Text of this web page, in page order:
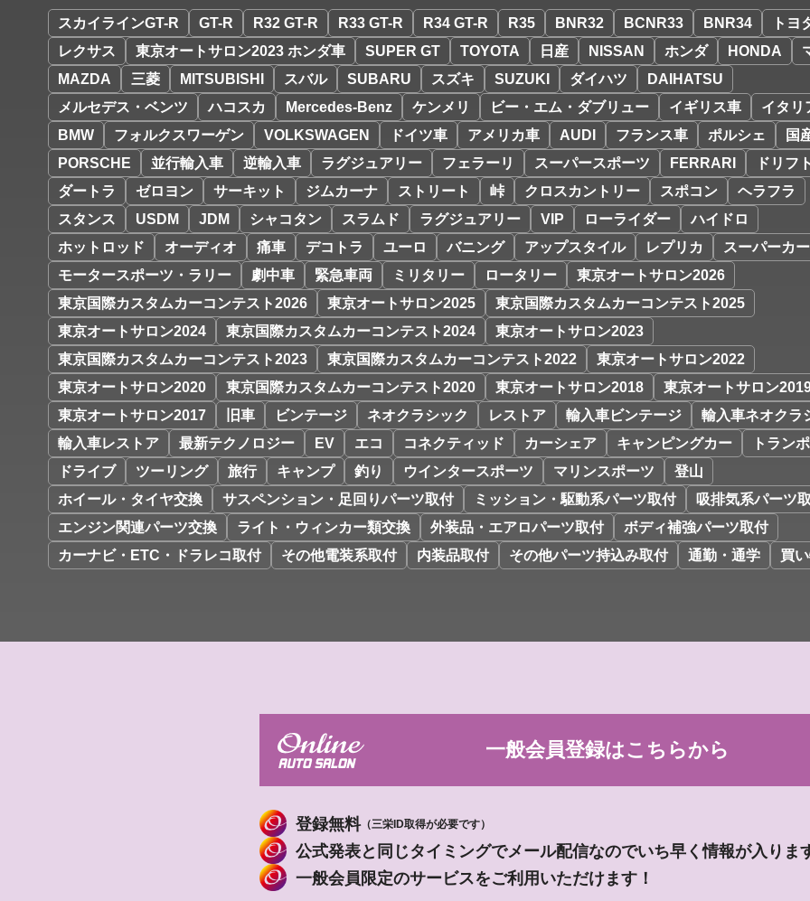
スカイラインGT-R GT-R R32 GT-R R33 GT-R R34 GT-R R35 BNR32 BCNR33 BNR34
トヨ
レクサス
東京オートサロン2023 ホンダ車 SUPER GT TOYOTA 日産 NISSAN ホンダ HONDA
MAZDA
三菱 MITSUBISHI スバル SUBARU スズキ SUZUKI ダイハツ
DAIHATSU
メルセデス・ベンツ
ハコスカ Mercedes-Benz ケンメリ ビー・エム・ダブリュー イギリス車
イタリ
BMW
フォルクスワーゲン VOLKSWAGEN ドイツ車 アメリカ車 AUDI フランス車 ポルシェ
国
PORSCHE
並行輸入車 逆輸入車 ラグジュアリー フェラーリ スーパースポーツ FERRARI
ドリフ
ダートラ
ゼロヨン サーキット ジムカーナ ストリート 峠 クロスカントリー スポコン
ヘラフラ
スタンス
USDM JDM シャコタン スラムド ラグジュアリー VIP ローライダー
ハイドロ
ホットロッド
オーディオ 痛車 デコトラ ユーロ バニング アップスタイル レプリカ
スーパーカー
モータースポーツ・ラリー
劇中車 緊急車両 ミリタリー ロータリー
東京オートサロン2026
東京国際カスタムカーコンテスト2026
東京オートサロン2025
東京国際カスタムカーコンテスト2025
東京オートサロン2024
東京国際カスタムカーコンテスト2024
東京オートサロン2023
東京国際カスタムカーコンテスト2023
東京国際カスタムカーコンテスト2022
東京オートサロン2022
東京オートサロン2020
東京国際カスタムカーコンテスト2020 東京オートサロン2018
東京オートサロン
東京オートサロン2017
旧車 ビンテージ ネオクラシック レストア 輸入車ビンテージ
輸入車ネオクラ
輸入車レストア
最新テクノロジー EV エコ コネクティッド カーシェア キャンピングカー
トランポ
ドライブ
ツーリング 旅行 キャンプ 釣り ウインタースポーツ マリンスポーツ
登山
ホイール・タイヤ交換
サスペンション・足回りパーツ取付 ミッション・駆動系パーツ取付
吸排気系パーツ
エンジン関連パーツ交換
ライト・ウィンカー類交換 外装品・エアロパーツ取付
ボディ補強パーツ取付
カーナビ・ETC・ドラレコ取付
その他電装系取付 内装品取付 その他パーツ持込み取付 通勤・通学 買
一般会員登録はこちらから
登録無料（三栄ID取得が必要です）
公式発表と同じタイミングでメール配信なのでいち早く情報が入りま
一般会員限定のサービスをご利用いただけます！